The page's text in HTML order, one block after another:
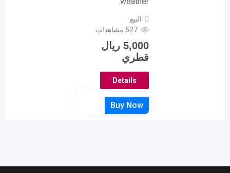
البيع
527 مشاهدات
5,000 ريال
قطري
Details